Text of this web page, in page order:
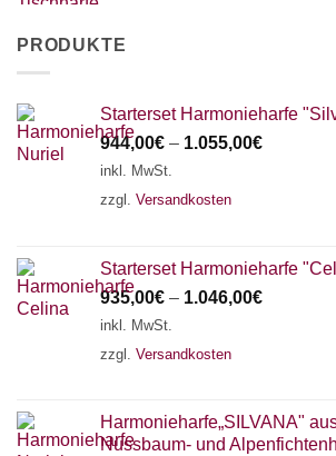
PRODUKTE
Starterset Harmonieharfe
944,00€ – 1.055,00€
inkl. MwSt.
zzgl. Versandkosten
Starterset Harmonieharfe
935,00€ – 1.046,00€
inkl. MwSt.
zzgl. Versandkosten
Harmonieharfe„SILVANA"
Nussbaum- und